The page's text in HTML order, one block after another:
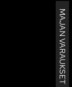
MAJAN VARAUKSET